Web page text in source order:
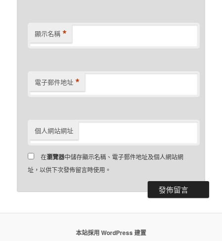
顯示名稱 *
電子郵件地址 *
個人網站網址
在瀏覽器中儲存顯示名稱、電子郵件地址及個人網站網
址，以供下次發佈留言時使用。
本站採用 WordPress 建置